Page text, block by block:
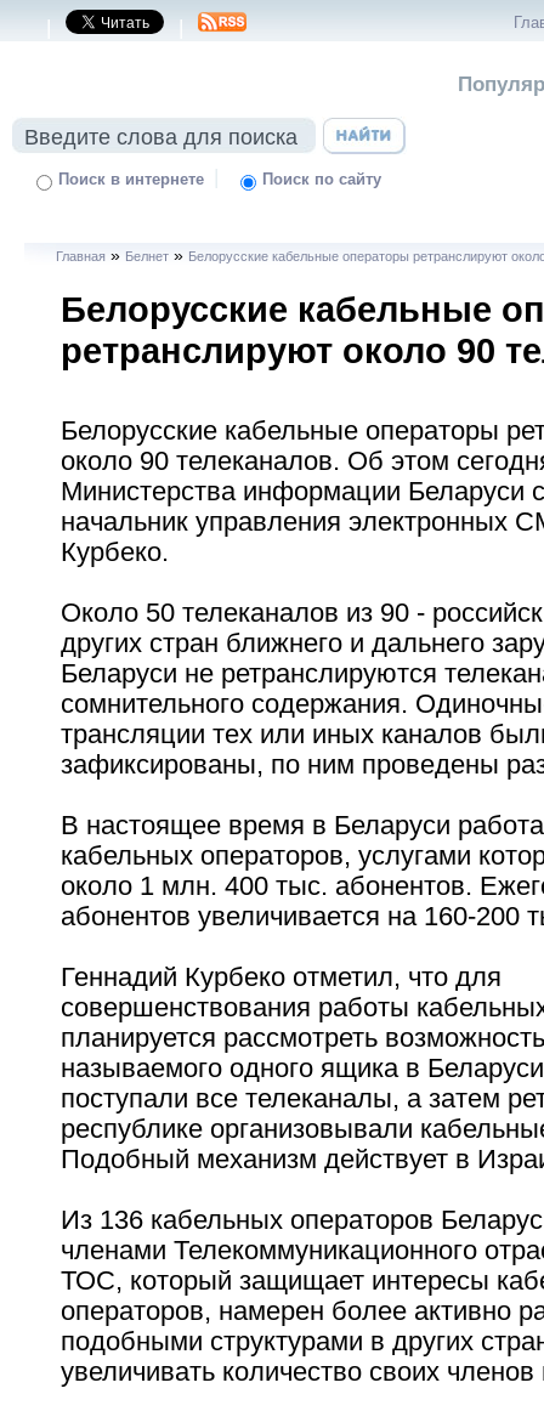
| |
Поиск в интернете | Поиск по сайту
Главная » Белнет » Белорусские кабельные операторы ретранслируют
Белорусские кабельные
ретранслируют около 90
Белорусские кабельные операторы
около 90 телеканалов. Об этом
Министерства информации Беларуси
начальник управления электронных
Курбеко.
Около 50 телеканалов из 90 -
других стран ближнего и дальнего
Беларуси не ретранслируются
сомнительного содержания.
трансляции тех или иных каналов
зафиксированы, по ним проведены
В настоящее время в Беларуси
кабельных операторов, услугами
около 1 млн. 400 тыс. абонентов.
абонентов увеличивается на 160-200
Геннадий Курбеко отметил, что для
совершенствования работы
планируется рассмотреть
называемого одного ящика в
поступали все телеканалы, а затем
республике организовывали
Подобный механизм действует в
Из 136 кабельных операторов
членами Телекоммуникационного
ТОС, который защищает интересы
операторов, намерен более активно
подобными структурами в других
увеличивать количество своих